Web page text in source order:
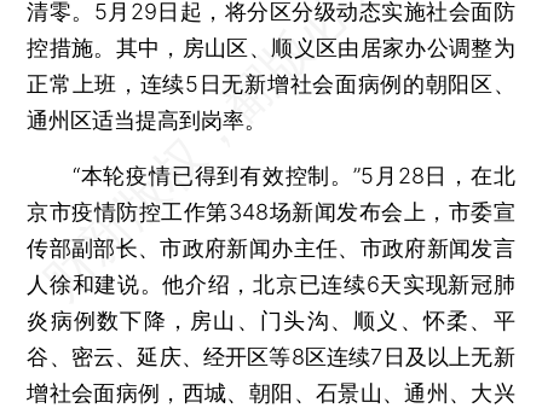
清零。5月29日起，将分区分级动态实施社会面防
控措施。其中，房山区、顺义区由居家办公调整为
正常上班，连续5日无新增社会面病例的朝阳区、
通州区适当提高到岗率。
“本轮疫情已得到有效控制。”5月28日，在北
京市疫情防控工作第348场新闻发布会上，市委宣
传部副部长、市政府新闻办主任、市政府新闻发言
人徐和建说。他介绍，北京已连续6天实现新冠肺
炎病例数下降，房山、门头沟、顺义、怀柔、平
谷、密云、延庆、经开区等8区连续7日及以上无新
增社会面病例，西城、朝阳、石景山、通州、大兴